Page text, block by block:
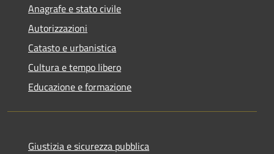
Anagrafe e stato civile
Autorizzazioni
Catasto e urbanistica
Cultura e tempo libero
Educazione e formazione
Giustizia e sicurezza pubblica